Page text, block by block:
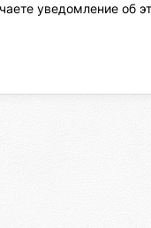
уведомление об